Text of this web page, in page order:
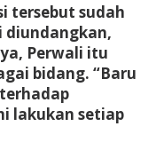
tersebut sudah
diundangkan,
Perwali itu
bidang. “Baru
lakukan setiap